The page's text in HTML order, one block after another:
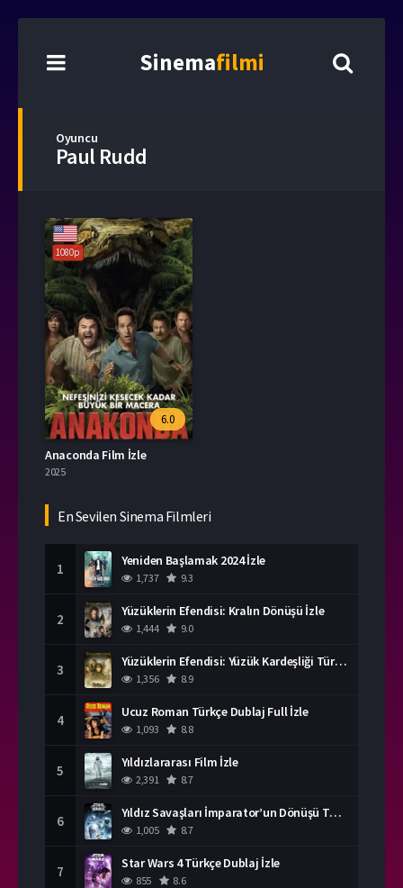
Sinemafilmi
Oyuncu
Paul Rudd
1080p
6.0
Anaconda Film İzle
2025
En Sevilen Sinema Filmleri
1 Yeniden Başlamak 2024 İzle
1,737 9.3
2 Yüzüklerin Efendisi: Kralın Dönüşü İzle
1,444 9.0
3 Yüzüklerin Efendisi: Yüzük Kardeşliği Türkçe Dublaj İzle
1,356 8.9
4 Ucuz Roman Türkçe Dublaj Full İzle
1,093 8.8
5 Yıldızlararası Film İzle
2,391 8.7
6 Yıldız Savaşları İmparator’un Dönüşü Türkçe Dublaj İzle
1,005 8.7
7 Star Wars 4 Türkçe Dublaj İzle
855 8.6